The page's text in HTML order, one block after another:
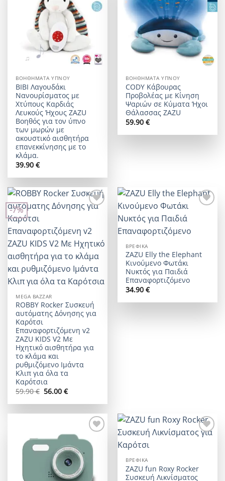
wishlist
ΒΟΗΘΉΜΑΤΑ ΎΠΝΟΥ
BIBI Λαγουδάκι
Νανουρίσματος με
Χτύπους Καρδιάς
Λευκούς Ήχους ZAZU
Βοηθός για τον ύπνο
των μωρών με
ακουστικό αισθητήρα
επανεκκίνησης με το
κλάμα.
39.90€
wishlist
ΒΟΗΘΉΜΑΤΑ ΎΠΝΟΥ
CODY Κάβουρας
Προβολέας με Κίνηση
Ψαριών σε Κύματα Ήχοι
Θάλασσας ZAZU
59.90€
-7%
Add to
MEGA BAZZAR
ROBBY Rocker Συσκευή
αυτόματης Δόνησης για
Καρότσι
Επαναφορτιζόμενη v2
ZAZU KIDS V2 Με
Ηχητικό αισθητήρα για
το κλάμα και
ρυθμιζόμενο Ιμάντα
Κλιπ για όλα τα
Καρότσια
59.90€ Original
price
was:
56.00€Η
τρέχουσα
τιμή
56.00 €.
ΒΡΕΦΙΚΆ
ZAZU Elly the Elephant
Κινούμενο Φωτάκι
Νυκτός για Παιδιά
Επαναφορτιζόμενο
34.90€
Add to
wishlist
Add to
ΒΡΕΦΙΚΆ
ZAZU fun Roxy Rocker
Συσκευή Λικνίσματος